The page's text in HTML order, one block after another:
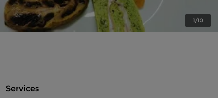
1/10
Services